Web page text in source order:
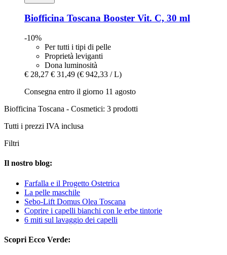
Biofficina Toscana Booster Vit. C, 30 ml
-10%
Per tutti i tipi di pelle
Proprietà leviganti
Dona luminosità
€ 28,27 € 31,49 (€ 942,33 / L)
Consegna entro il giorno 11 agosto
Biofficina Toscana - Cosmetici: 3 prodotti
Tutti i prezzi IVA inclusa
Filtri
Il nostro blog:
Farfalla e il Progetto Ostetrica
La pelle maschile
Sebo-Lift Domus Olea Toscana
Coprire i capelli bianchi con le erbe tintorie
6 miti sul lavaggio dei capelli
Scopri Ecco Verde: